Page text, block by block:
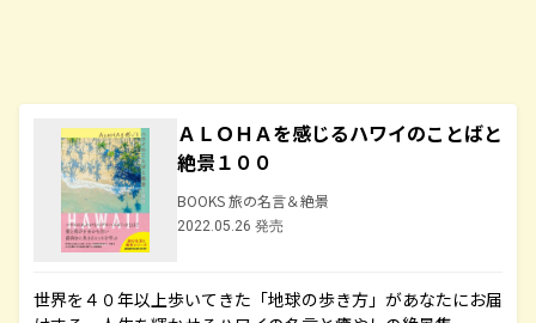
ＡＬＯＨＡを感じるハワイのことばと
絶景１００
BOOKS 旅の名言＆絶景
2022.05.26 発売
世界を４０年以上歩いてきた「地球の歩き方」があなたにお届